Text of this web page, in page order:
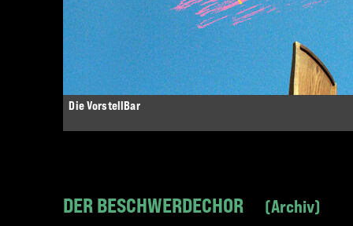
Die VorstellBar
DER BESCHWERDECHOR Archiv